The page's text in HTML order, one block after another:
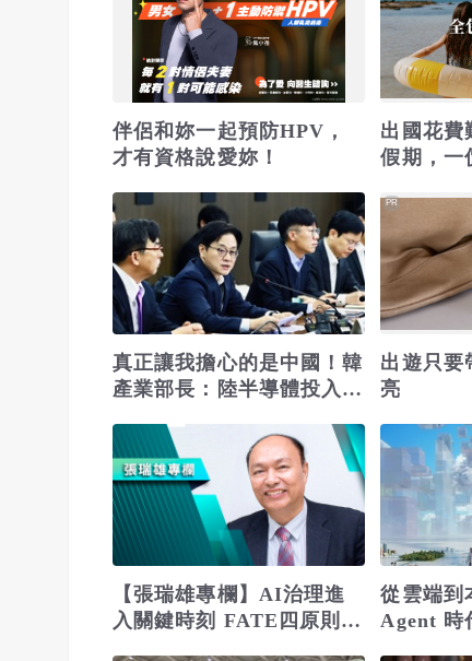
伴侶和妳一起預防HPV，
才有資格說愛妳！
出國花費
假期，一
真正讓我擔心的是中國！韓
產業部長：陸半導體投入速
恐失領先優勢
出遊只要
亮
PR
【張瑞雄專欄】AI治理進
入關鍵時刻 FATE四原則立
從雲端
Agent 時